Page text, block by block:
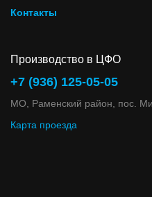
Контакты
Производство в ЦФО
+7 (936) 125-05-05
МО, Раменский район, пос.
Карта проезда